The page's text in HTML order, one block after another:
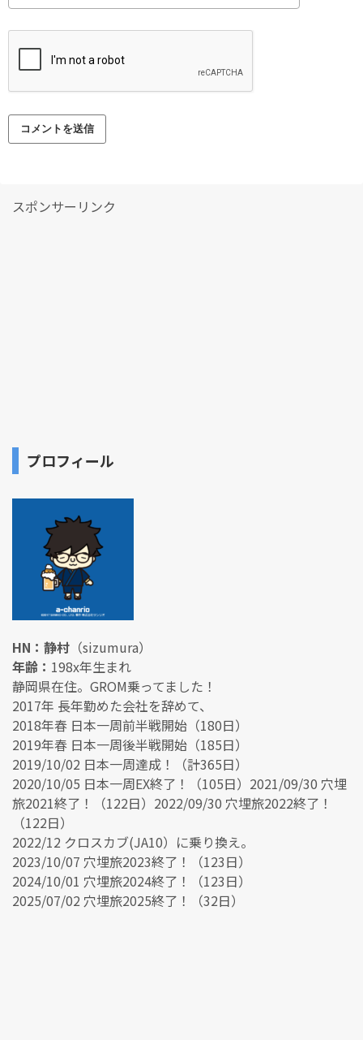
スポンサーリンク
プロフィール
HN：静村 （sizumura）
年齢： 198x年生まれ
静岡県在住。GROM乗ってました！
2017年 長年勤めた会社を辞めて、
2018年春 日本一周前半戦開始（180日）
2019年春 日本一周後半戦開始（185日）
2019/10/02 日本一周達成！（計365日）
2020/10/05 日本一周EX終了！（105日）2021/09/30 穴埋
旅2021終了！（122日）2022/09/30 穴埋旅2022終了！
（122日）
2022/12 クロスカブ(JA10）に乗り換え。
2023/10/07 穴埋旅2023終了！（123日）
2024/10/01 穴埋旅2024終了！（123日）
2025/07/02 穴埋旅2025終了！（32日）